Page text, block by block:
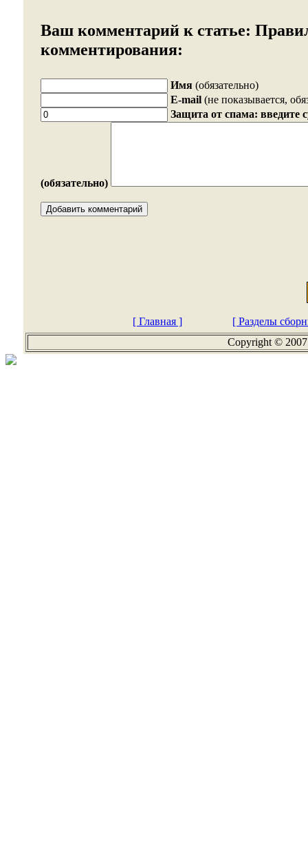
Ваш комментарий к статье:
комментирования:
Имя (обязательно)
E-mail (не показывается,
Защита от спама: введите
(обязательно)
[ Главная ]
[ Разделы
Copyright ©